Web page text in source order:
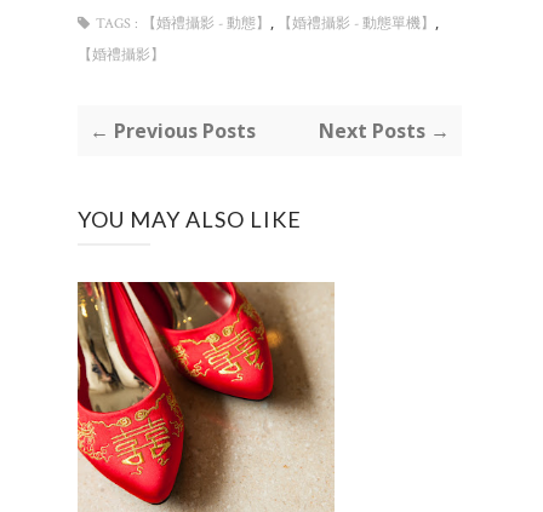
TAGS :
【婚禮攝影 - 動態】 , 【婚禮攝影 - 動態單機】 ,
【婚禮攝影】
← Previous Posts Next Posts →
YOU MAY ALSO LIKE